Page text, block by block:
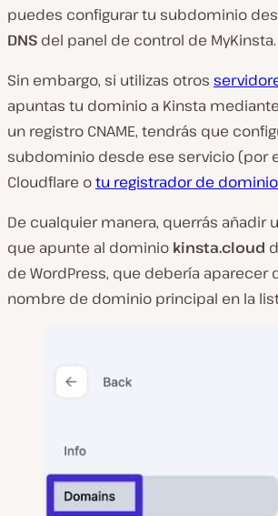
puedes configurar tu subdominio
DNS del panel de control de MyKinsta.
Sin embargo, si utilizas otros
apuntas tu dominio a Kinsta
un registro CNAME, tendrás que
subdominio desde ese servicio (por
Cloudflare otu registrador de
De cualquier manera, querrás añadir
que apunte al dominio kinsta.cloud
de WordPress, que debería aparecer
nombre de dominio principal en la